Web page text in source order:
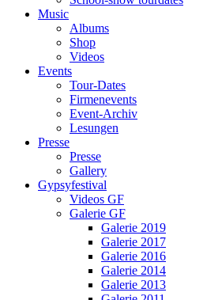
Music
Albums
Shop
Videos
Events
Tour-Dates
Firmenevents
Event-Archiv
Lesungen
Presse
Presse
Gallery
Gypsyfestival
Videos GF
Galerie GF
Galerie 2019
Galerie 2017
Galerie 2016
Galerie 2014
Galerie 2013